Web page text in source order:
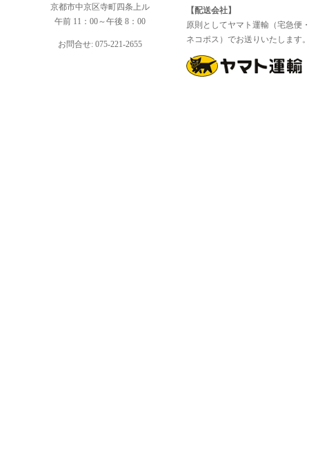
京都市中京区寺町四条上ル
午前 11：00～午後 8：00
お問合せ: 075-221-2655
【配送会社】
原則としてヤマト運輸（宅急便
ネコポス）でお送りいたします